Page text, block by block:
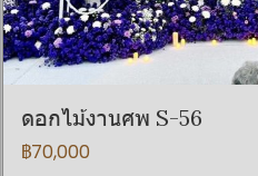
ดอกไม้งานศพ S-56
฿70,000